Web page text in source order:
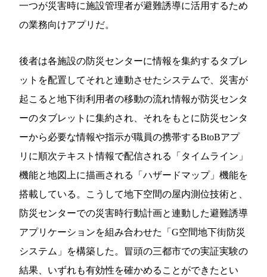
一つが災害時に施設管理者が避難誘導に活用するため
の業務向けアプリだ。
後者は各施設の防災センターに情報を集約するタブレ
ットを配置してそれと連動させたシステムで、災害が
起こると地下街利用者の移動の流れ情報が防災センタ
ーのタブレットに集約され、それをもとに防災センタ
ーから必要な情報や指示が職員の携帯するBtoBアプ
リに順次テキスト情報で配信される「タイムライン」
機能と地図上に描画される「ハザードマップ」機能を
搭載している。こうして地下空間の屋内測位技術と、
防災センターでの災害時行動計画と連動した避難誘導
アプリケーションを組み合わせた「G空間地下街防災
システム」を構築した。冒頭の三都市での実証実験の
結果、いずれも有効性を確かめることができたとい